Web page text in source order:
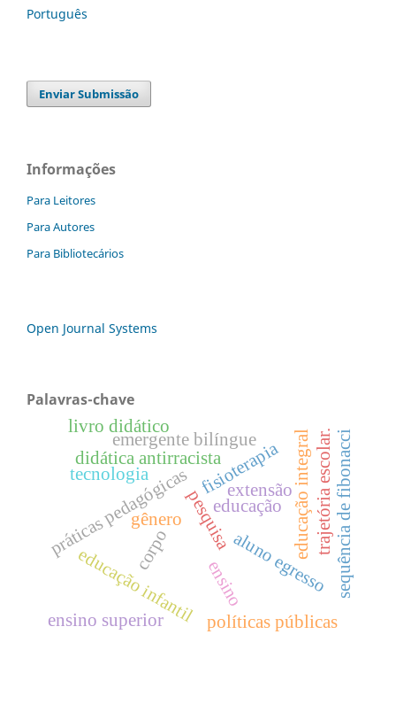
Português
Enviar Submissão
Informações
Para Leitores
Para Autores
Para Bibliotecários
Open Journal Systems
Palavras-chave
educação
corpo
ensino
pesquisaextensão
práticas pedagógicas
didática antirracista
educação infantil
educação integral
políticas públicas
trajetória escolar.
ensino superior
aluno egresso
fisioterapia
emergente bilíngue
gênero
tecnologia sequência de fibonacci
livro didático